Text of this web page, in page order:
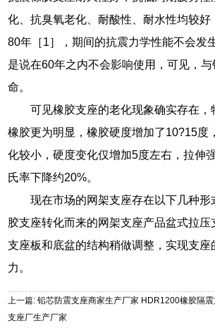
化、抗臭氧老化、耐酸性、耐水性均较好
80年［1］，期间的抗震力学性能不会发
是说在60年之内不会影响使用，可见，
命。
可见橡胶支座的老化现象确实存在，
橡胶更为明显，橡胶硬度增加了10?15度
化较小，硬度变化仅增加5度左右，拉伸
氏率下降约20%。
现在市场的网架支座存在以下几种形
胶支座转化而来的网架支座产品盆式拉压
支座板和底盆的结构稍做调整，实现支座
力。
上一篇: 铅芯防震支座商家生产厂家 HDR1200橡胶隔
支座厂生产厂家